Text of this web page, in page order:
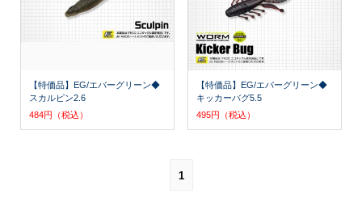
【特価品】EG/エバーグリーン◆
スカルピン2.6
484円（税込）
【特価品】EG/エバーグリーン◆
キッカーバグ5.5
495円（税込）
1